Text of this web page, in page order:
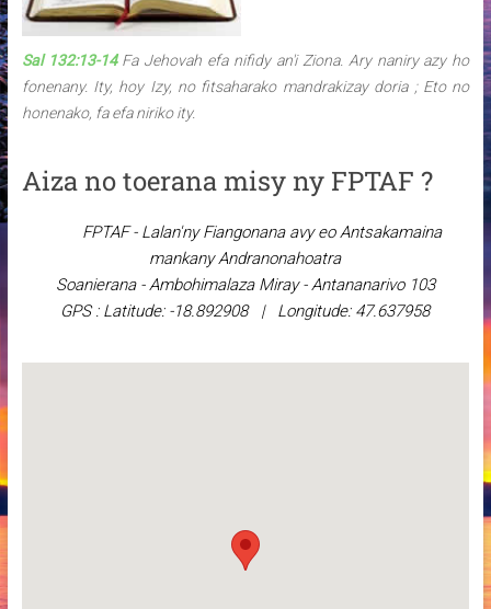
Sal 132:13-14Fa Jehovah efa nifidy an'i Ziona. Ary naniry azy ho
fonenany. Ity, hoy Izy, no fitsaharako mandrakizay doria ; Eto no
honenako, fa efa niriko ity.
Aiza no toerana misy ny FPTAF ?
FPTAF - Lalan'ny Fiangonana avy eo Antsakamaina
mankany Andranonahoatra
Soanierana - Ambohimalaza Miray - Antananarivo 103
GPS : Latitude: -18.892908 | Longitude: 47.637958